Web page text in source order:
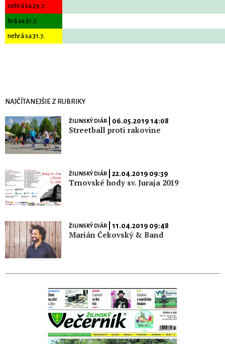
nehrá sa 29.7.
hrá sa 31.7.
nehrá sa 31.7.
NAJČÍTANEJŠIE Z RUBRIKY
ŽILINSKÝ DIÁR| 06.05.2019 14:08
Streetball proti rakovine
ŽILINSKÝ DIÁR| 22.04.2019 09:39
Trnovské hody sv. Juraja 2019
ŽILINSKÝ DIÁR| 11.04.2019 09:48
Marián Čekovský & Band